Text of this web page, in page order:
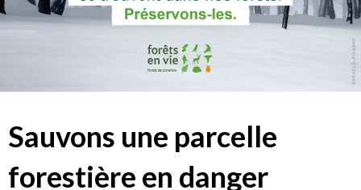
Sauvons une parcelle
forestière en danger